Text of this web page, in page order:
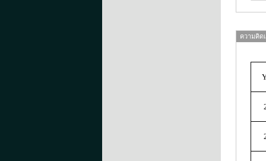
ความคิด